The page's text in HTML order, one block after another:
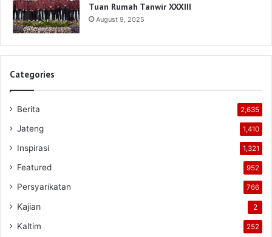
Tuan Rumah Tanwir XXXIII
August 9, 2025
Categories
Berita 2,635
Jateng 1,410
Inspirasi 1,321
Featured 952
Persyarikatan 766
Kajian 2
Kaltim 252